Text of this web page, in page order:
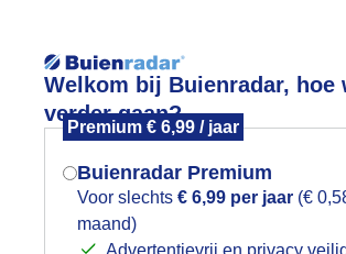
Welkom bij Buienradar, hoe
verder gaan?
Premium € 6,99 / jaar
Buienradar Premium
Voor slechts € 6,99 per jaar (€
maand)
Advertentievrij en privacy
Foto en video Weerzine
Mogen we je locatie